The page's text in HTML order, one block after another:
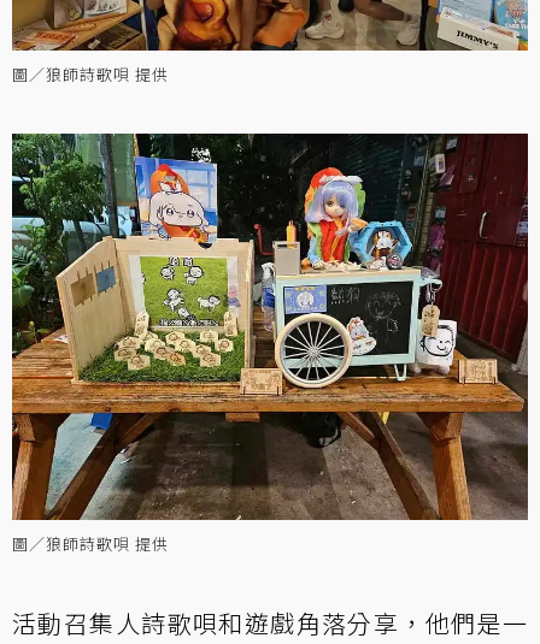
圖／狼師詩歌唄 提供
圖／狼師詩歌唄 提供
活動召集人詩歌唄和遊戲角落分享，他們是一